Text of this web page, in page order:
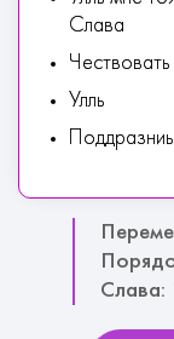
Слава
Улль
Слава: